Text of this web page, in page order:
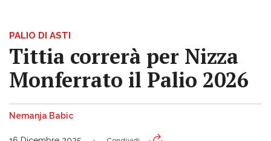
PALIO DI ASTI
Tittia correrà per Nizza
Monferrato il Palio 2026
Nemanja Babic